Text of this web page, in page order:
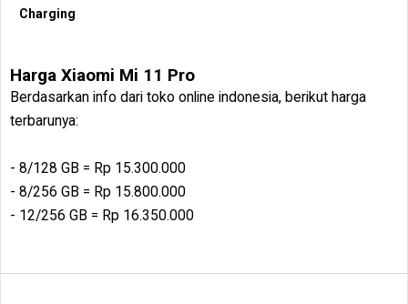
Charging
Harga Xiaomi Mi 11 Pro
Berdasarkan info dari toko online indonesia, berikut harga
terbarunya:
- 8/128 GB = Rp 15.300.000
- 8/256 GB = Rp 15.800.000
- 12/256 GB = Rp 16.350.000